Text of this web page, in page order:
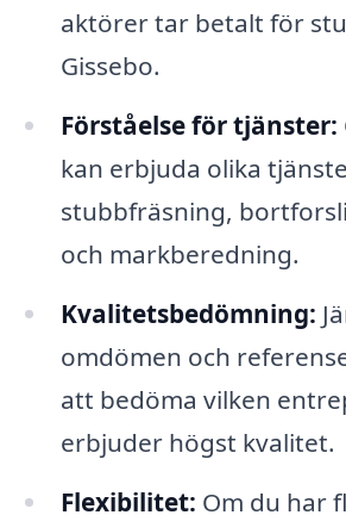
aktörer tar betalt för
Gissebo.
Förståelse för tjänster:
kan erbjuda olika
stubbfräsning,
och markberedning.
Kvalitetsbedömning:
omdömen och
att bedöma vilken
erbjuder högst kvalitet.
Flexibilitet: Om du har